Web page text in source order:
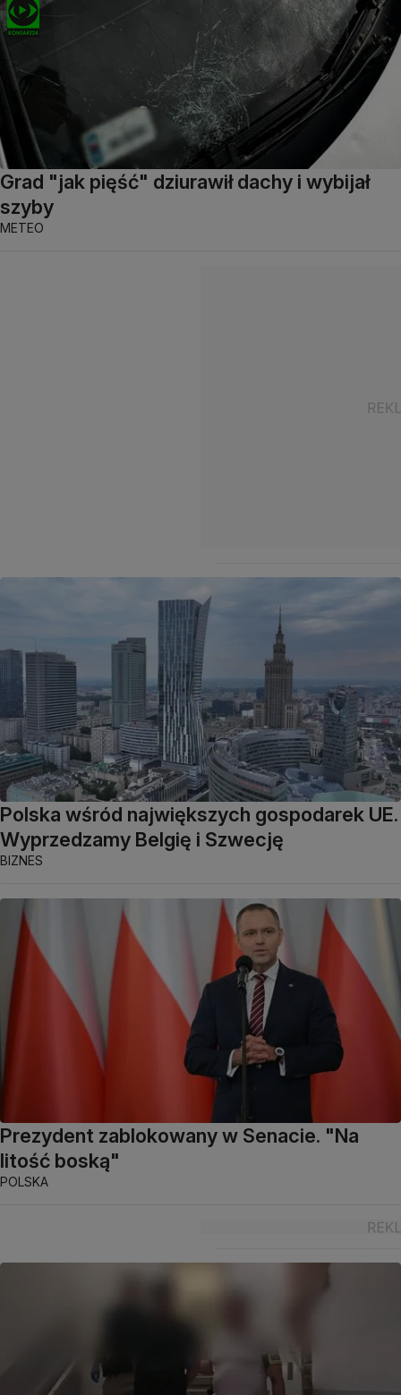
Grad "jak pięść" dziurawił dachy i wybijał
szyby
METEO
Polska wśród największych gospodarek UE.
Wyprzedzamy Belgię i Szwecję
BIZNES
Prezydent zablokowany w Senacie. "Na
litość boską"
POLSKA